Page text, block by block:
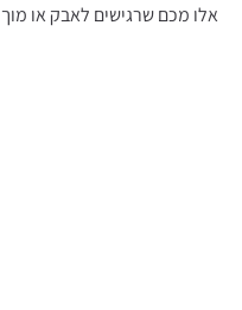
אלו מכם שרגישים לאבק או מוך